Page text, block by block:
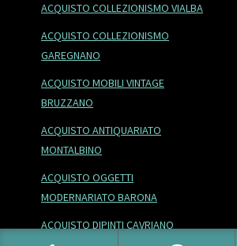
ACQUISTO COLLEZIONISMO VIALBA
ACQUISTO COLLEZIONISMO
GAREGNANO
ACQUISTO MOBILI VINTAGE
BRUZZANO
ACQUISTO ANTIQUARIATO
MONTALBINO
ACQUISTO OGGETTI
MODERNARIATO BARONA
ACQUISTO DIPINTI CAVRIANO